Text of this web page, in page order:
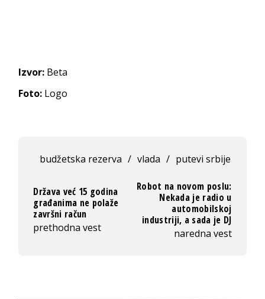
Izvor: Beta
Foto: Logo
budžetska rezerva / vlada / putevi srbije
Država već 15 godina
građanima ne polaže
završni račun
prethodna vest
Robot na novom poslu:
Nekada je radio u
automobilskoj
industriji, a sada je DJ
naredna vest